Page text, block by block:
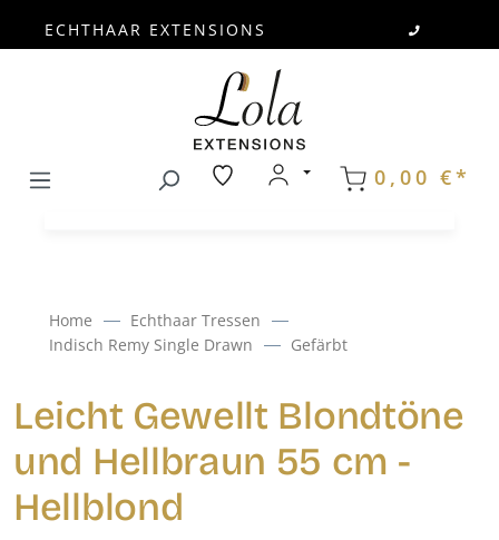
ECHTHAAR EXTENSIONS
0,00 €*
Home
Echthaar Tressen
Indisch Remy Single Drawn
Gefärbt
Leicht Gewellt Blondtöne
und Hellbraun 55 cm -
Hellblond